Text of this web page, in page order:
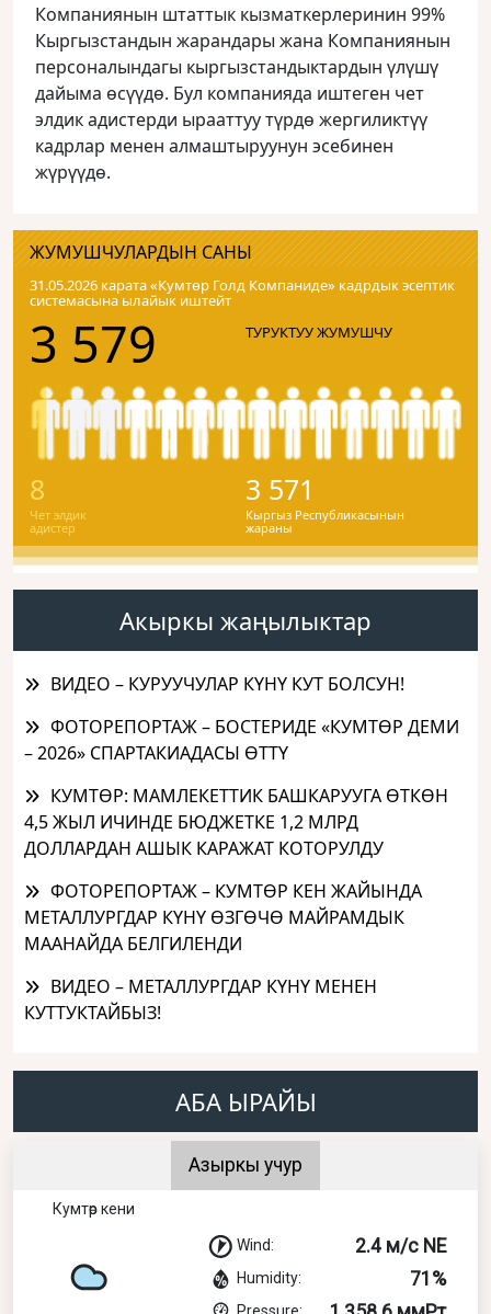
Компаниянын штаттык кызматкерлеринин 99%
Кыргызстандын жарандары жана Компаниянын
персоналындагы кыргызстандыктардын үлүшү
дайыма өсүүдө. Бул компанияда иштеген чет
элдик адистерди ырааттуу түрдө жергиликтүү
кадрлар менен алмаштыруунун эсебинен
жүрүүдө.
ЖУМУШЧУЛАРДЫН САНЫ
31.05.2026 карата «Кумтɵр Голд Компаниде» кадрдык эсептик
системасына ылайык иштейт
3 579 ТУРУКТУУ ЖУМУШЧУ
8
Чет элдик
адистер
3 571
Кыргыз Республикасынын
жараны
Акыркы жаңылыктар
ВИДЕО – КУРУУЧУЛАР КҮНҮ КУТ БОЛСУН!
ФОТОРЕПОРТАЖ – БОСТЕРИДЕ «КУМТӨР ДЕМИ
– 2026» СПАРТАКИАДАСЫ ӨТТҮ
КУМТӨР: МАМЛЕКЕТТИК БАШКАРУУГА ӨТКӨН
4,5 ЖЫЛ ИЧИНДЕ БЮДЖЕТКЕ 1,2 МЛРД
ДОЛЛАРДАН АШЫК КАРАЖАТ КОТОРУЛДУ
ФОТОРЕПОРТАЖ – КУМТӨР КЕН ЖАЙЫНДА
МЕТАЛЛУРГДАР КҮНҮ ӨЗГӨЧӨ МАЙРАМДЫК
МААНАЙДА БЕЛГИЛЕНДИ
ВИДЕО – МЕТАЛЛУРГДАР КҮНҮ МЕНЕН
КУТТУКТАЙБЫЗ!
АБА ЫРАЙЫ
Азыркы учур
Кумтөр кени
Wind: 2.4 м/с NE
Humidity: 71%
Pressure: